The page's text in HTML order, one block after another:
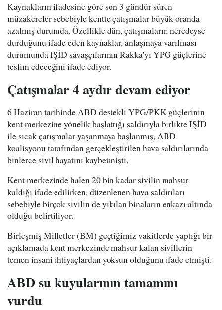
Kaynakların ifadesine göre son 3 gündür süren
müzakereler sebebiyle kentte çatışmalar büyük oranda
azalmış durumda. Özellikle dün, çatışmaların neredeyse
durduğunu ifade eden kaynaklar, anlaşmaya varılması
durumunda IŞİD savaşçılarının Rakka'yı YPG güçlerine
teslim edeceğini ifade ediyor.
Çatışmalar 4 aydır devam ediyor
6 Haziran tarihinde ABD destekli YPG/PKK güçlerinin
kent merkezine yönelik başlattığı saldırıyla birlikte IŞİD
ile sıcak çatışmalar yaşanmaya başlanmış, ABD
koalisyonu tarafından gerçekleştirilen hava saldırılarında
binlerce sivil hayatını kaybetmişti.
Kent merkezinde halen 20 bin kadar sivilin mahsur
kaldığı ifade edilirken, düzenlenen hava saldırıları
sebebiyle birçok sivilin de yıkılan binaların enkazı altında
olduğu belirtiliyor.
Birleşmiş Milletler (BM) geçtiğimiz vakitlerde yaptığı bir
açıklamada kent merkezinde mahsur kalan sivillerin
temen insani ihtiyaçlardan yoksun olduğunu ifade etmişti.
ABD su kuyularının tamamını
vurdu